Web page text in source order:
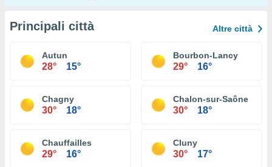
Principali città Altre città
Autun
28° 15°
Bourbon-Lancy
29° 16°
Chagny
30° 18°
Chalon-sur-Saône
30° 18°
Chauffailles
29° 16°
Cluny
30° 17°